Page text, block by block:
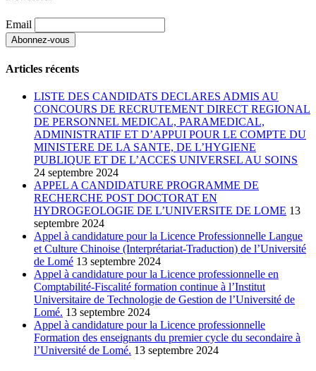
Email
Articles récents
LISTE DES CANDIDATS DECLARES ADMIS AU
CONCOURS DE RECRUTEMENT DIRECT REGIONAL
DE PERSONNEL MEDICAL, PARAMEDICAL,
ADMINISTRATIF ET D’APPUI POUR LE COMPTE DU
MINISTERE DE LA SANTE, DE L’HYGIENE
PUBLIQUE ET DE L’ACCES UNIVERSEL AU SOINS
24 septembre 2024
APPEL A CANDIDATURE PROGRAMME DE
RECHERCHE POST DOCTORAT EN
HYDROGEOLOGIE DE L’UNIVERSITE DE LOME 13
septembre 2024
Appel à candidature pour la Licence Professionnelle Langue
et Culture Chinoise (Interprétariat-Traduction) de l’Université
de Lomé 13 septembre 2024
Appel à candidature pour la Licence professionnelle en
Comptabilité-Fiscalité formation continue à l’Institut
Universitaire de Technologie de Gestion de l’Université de
Lomé. 13 septembre 2024
Appel à candidature pour la Licence professionnelle
Formation des enseignants du premier cycle du secondaire à
l’Université de Lomé. 13 septembre 2024